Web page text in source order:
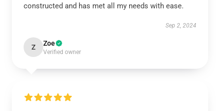
constructed and has met all my needs with ease.
Sep 2, 2024
Z Zoe
Verified owner